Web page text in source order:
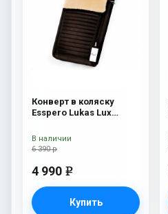
Конверт в коляску
Esspero Lukas Lux
шерсть) Brown
6 390 р
4 990 e
Купить
В наличии